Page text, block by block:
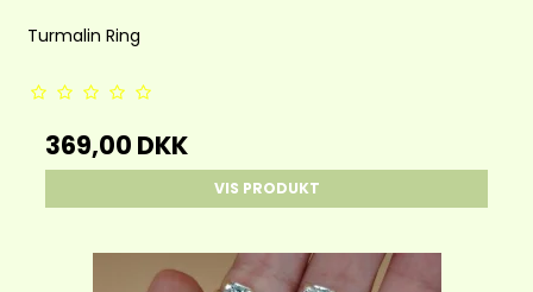
Turmalin Ring
369,00 DKK
VIS PRODUKT